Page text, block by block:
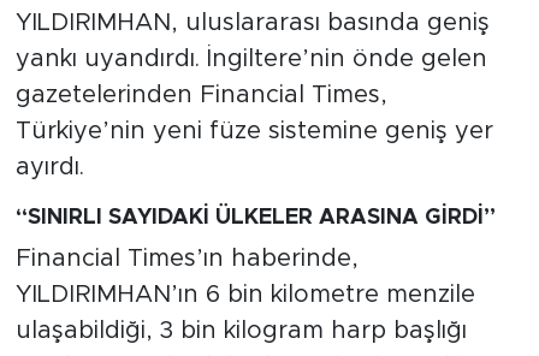
YILDIRIMHAN, uluslararası basında geniş
yankı uyandırdı. İngiltere’nin önde gelen
gazetelerinden Financial Times,
Türkiye’nin yeni füze sistemine geniş yer
ayırdı.
“SINIRLI SAYIDAKİ ÜLKELER ARASINA GİRDİ”
Financial Times’ın haberinde,
YILDIRIMHAN’ın 6 bin kilometre menzile
ulaşabildiği, 3 bin kilogram harp başlığı